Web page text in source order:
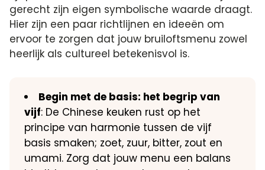
gerecht zijn eigen symbolische waarde draagt.
Hier zijn een paar richtlijnen en ideeën om
ervoor te zorgen dat jouw bruiloftsmenu zowel
heerlijk als cultureel betekenisvol is.
Begin met de basis: het begrip van
vijf: De Chinese keuken rust op het
principe van harmonie tussen de vijf
basis smaken; zoet, zuur, bitter, zout en
umami. Zorg dat jouw menu een balans